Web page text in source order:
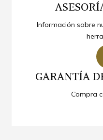
Información sobre
Te orientamos con
propiedades
GARANTÍA
Compra
GARANTÍA
Todos los equipos de